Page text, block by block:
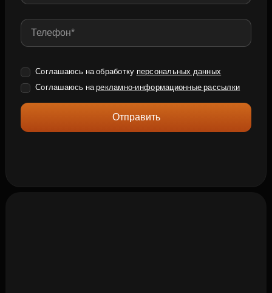
Соглашаюсь на обработку персональных данных
Соглашаюсь нарекламно-информационные рассылки
Отправить